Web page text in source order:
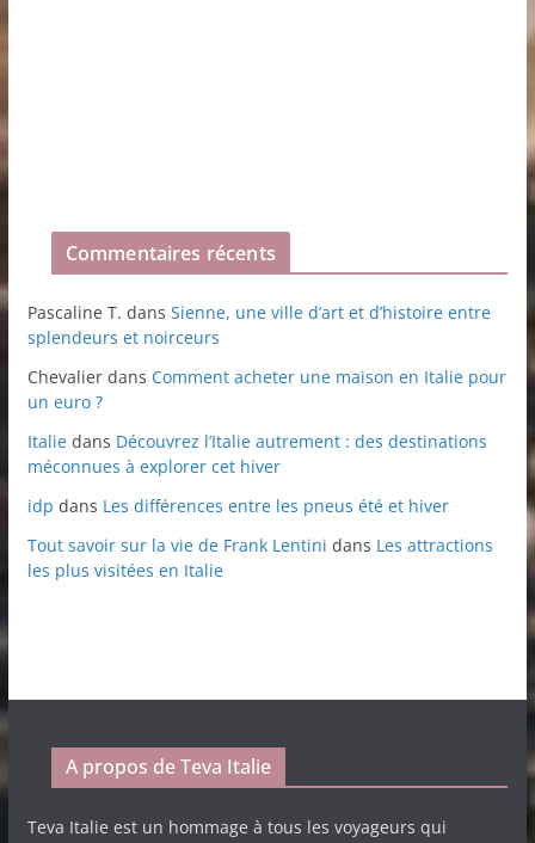
Commentaires récents
Pascaline T. dans Sienne, une ville d’art et d’histoire entre
splendeurs et noirceurs
Chevalierdans Comment acheter une maison en Italie pour
un euro ?
Italiedans Découvrez l’Italie autrement : des destinations
méconnues à explorer cet hiver
idp dans Les différences entre les pneus été et hiver
Tout savoir sur la vie de Frank Lentini dans Les attractions
les plus visitées en Italie
A propos de Teva Italie
Teva Italie est un hommage à tous les voyageurs qui